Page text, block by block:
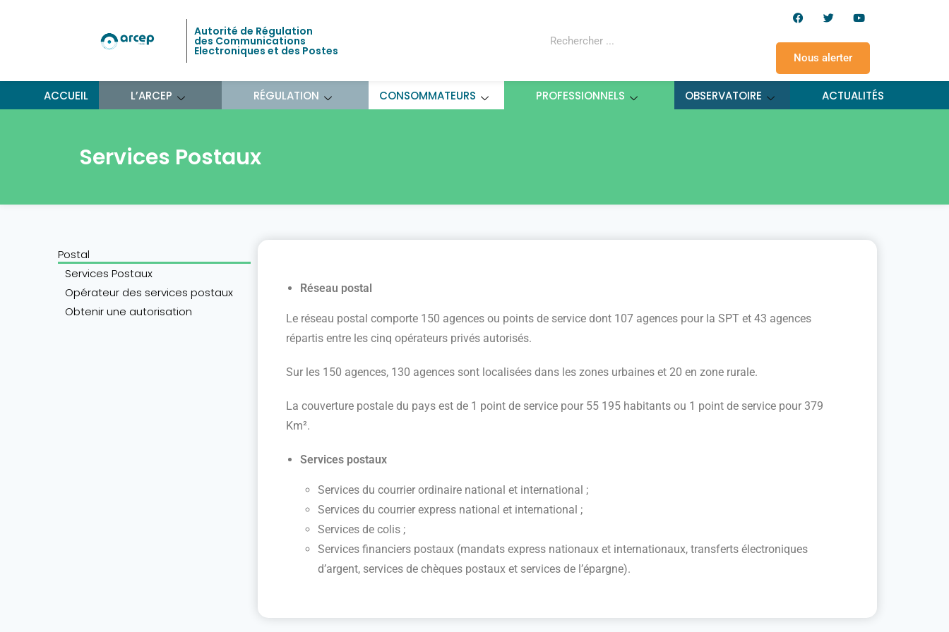
Autorité de Régulation
des Communications
Electroniques et des Postes
Nous alerter
ACCUEIL L’ARCEP RÉGULATION CONSOMMATEURS PROFESSIONNELS OBSERVATOIRE ACTUALITÉS
Services Postaux
Postal
Services Postaux
Opérateur des services postaux
Obtenir une autorisation
Réseau postal
Le réseau postal comporte 150 agences ou points de service dont 107 agences pour la SPT et 43 agences
répartis entre les cinq opérateurs privés autorisés.
Sur les 150 agences, 130 agences sont localisées dans les zones urbaines et 20 en zone rurale.
La couverture postale du pays est de 1 point de service pour 55 195 habitants ou 1 point de service pour 379
Km².
Services postaux
Services du courrier ordinaire national et international ;
Services du courrier express national et international ;
Services de colis ;
Services financiers postaux (mandats express nationaux et internationaux, transferts électroniques
d’argent, services de chèques postaux et services de l’épargne).